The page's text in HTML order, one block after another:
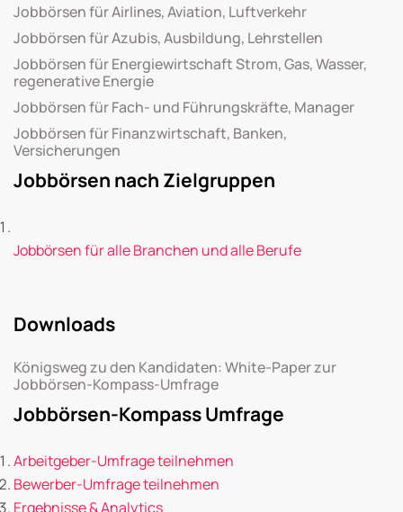
Jobbörsen für Airlines, Aviation, Luftverkehr
Jobbörsen für Azubis, Ausbildung, Lehrstellen
Jobbörsen für Energiewirtschaft Strom, Gas, Wasser,
regenerative Energie
Jobbörsen für Fach- und Führungskräfte, Manager
Jobbörsen für Finanzwirtschaft, Banken,
Versicherungen
Jobbörsen nach Zielgruppen
Jobbörsen für alle Branchen und alle Berufe
Downloads
Königsweg zu den Kandidaten: White-Paper zur
Jobbörsen-Kompass-Umfrage
Jobbörsen-Kompass Umfrage
Arbeitgeber-Umfrage teilnehmen
Bewerber-Umfrage teilnehmen
Ergebnisse & Analytics